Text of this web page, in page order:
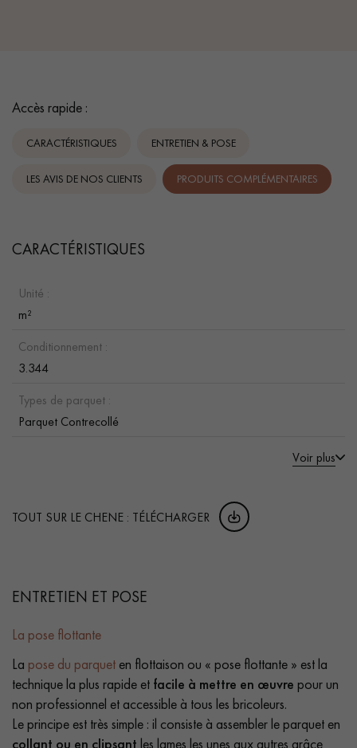
Accès rapide :
CARACTÉRISTIQUES ENTRETIEN & POSE
LES AVIS DE NOS CLIENTS PRODUITS COMPLÉMENTAIRES
CARACTÉRISTIQUES
Unité :
m²
Conditionnement :
3.344
Types de parquet :
Parquet Contrecollé
Voir plus
TOUT SUR LE CHENE : TÉLÉCHARGER
ENTRETIEN ET POSE
La pose flottante
La pose du parquet en flottaison ou « pose flottante » est la
technique la plus rapide et facile à mettre en œuvre pour un
non professionnel et accessible à tous les bricoleurs.
Le principe est très simple : il consiste à assembler le parquet en
collant ou en clipsant les lames les unes aux autres grâce